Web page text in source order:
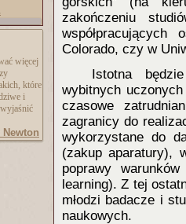
więcej
które
i
Newton
zakończeniu
Colorado, czy w
Istotna
wybitnych
czasowe
zagranicy do
wykorzystane do
(zakup aparatury),
poprawy
learning). Z tej
młodzi badacze i
naukowych.